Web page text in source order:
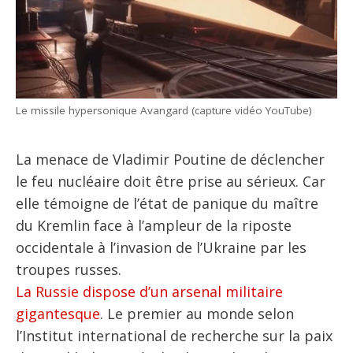
Le missile hypersonique Avangard (capture vidéo YouTube)
La menace de Vladimir Poutine de déclencher
le feu nucléaire doit être prise au sérieux. Car
elle témoigne de l’état de panique du maître
du Kremlin face à l’ampleur de la riposte
occidentale à l’invasion de l’Ukraine par les
troupes russes.
La Russie dispose d’un arsenal militaire
gigantesque. Le premier au monde selon
l’Institut international de recherche sur la paix